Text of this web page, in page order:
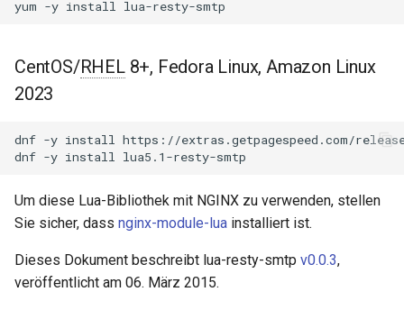
i
i
r
t
auth-digest
auth-ldap
auth-pam
auth-radius
Bekannte Probleme
Verwandle ea-nginx in eine
NGINX HTTP/3 QUIC
für RHEL & CentOS
Installation auf RHEL, CentOS,
Rocky Linux & AlmaLinux
yum -y install
CentOS/RHEL8+, Fedora Linux, Amazon Linux
2023
dnf -y install
https://extras.getpagespeed.com/
dnf -y install
Um diese Lua-Bibliothek mit NGINX zu verwenden, stellen
Sie sicher, dass nginx-module-lua installiert ist.
Dieses Dokument beschreibt lua-resty-smtp v0.0.3,
veröffentlicht am 06. März 2015.